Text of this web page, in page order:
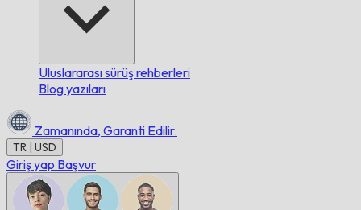
Uluslararası sürüş rehberleri
Blog yazıları
Zamanında, Garanti Edilir.
TR | USD
Giriş yap Başvur